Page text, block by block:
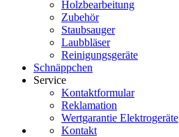
Holzbearbeitung
Zubehör
Staubsauger
Laubbläser
Reinigungsgeräte
Schnäppchen
Service
Kontaktformular
Reklamation
Wertgarantie Elektrogeräte
Kontakt